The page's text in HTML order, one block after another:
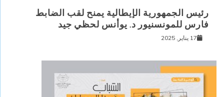
رئيس الجمهورية الإيطالية يمنح لقب الضابط
فارس للمونسنيور د. يوأنس لحظي جيد
17 يناير, 2025